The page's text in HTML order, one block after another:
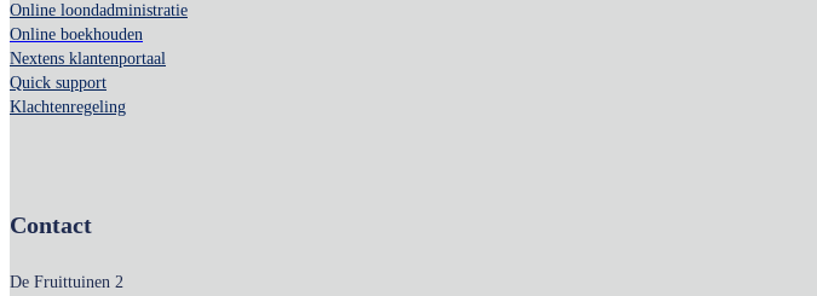
Online loondadministratie
Online boekhouden
Nextens klantenportaal
Quick support
Klachtenregeling
Contact
De Fruittuinen 2